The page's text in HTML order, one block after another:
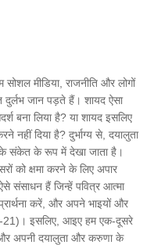
मीडिया, राजनीति और लोगों
जान पड़ते हैं। शायद ऐसा
बना लिया है? या शायद इसलिए
नहीं दिया है? दुर्भाग्य से, दयालुता
संकेत के रूप में देखा जाता है।
को क्षमा करने के लिए अपार
संसाधन हैं जिन्हें पवित्र आत्मा
करें, और अपने भाइयों और
21)। इसलिए, आइए हम एक-दूसरे
अपनी दयालुता और करुणा के